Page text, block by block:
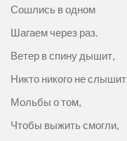
Сошлись в одном
Шагаем через раз.
Ветер в спину дышит,
Никто никого не
Мольбы о том,
Чтобы выжить смогли,